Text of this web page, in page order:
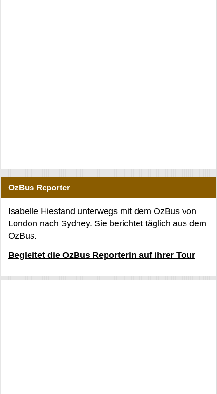
OzBus Reporter
Isabelle Hiestand unterwegs mit dem OzBus von
London nach Sydney. Sie berichtet täglich aus dem
OzBus.
Begleitet die OzBus Reporterin auf ihrer Tour